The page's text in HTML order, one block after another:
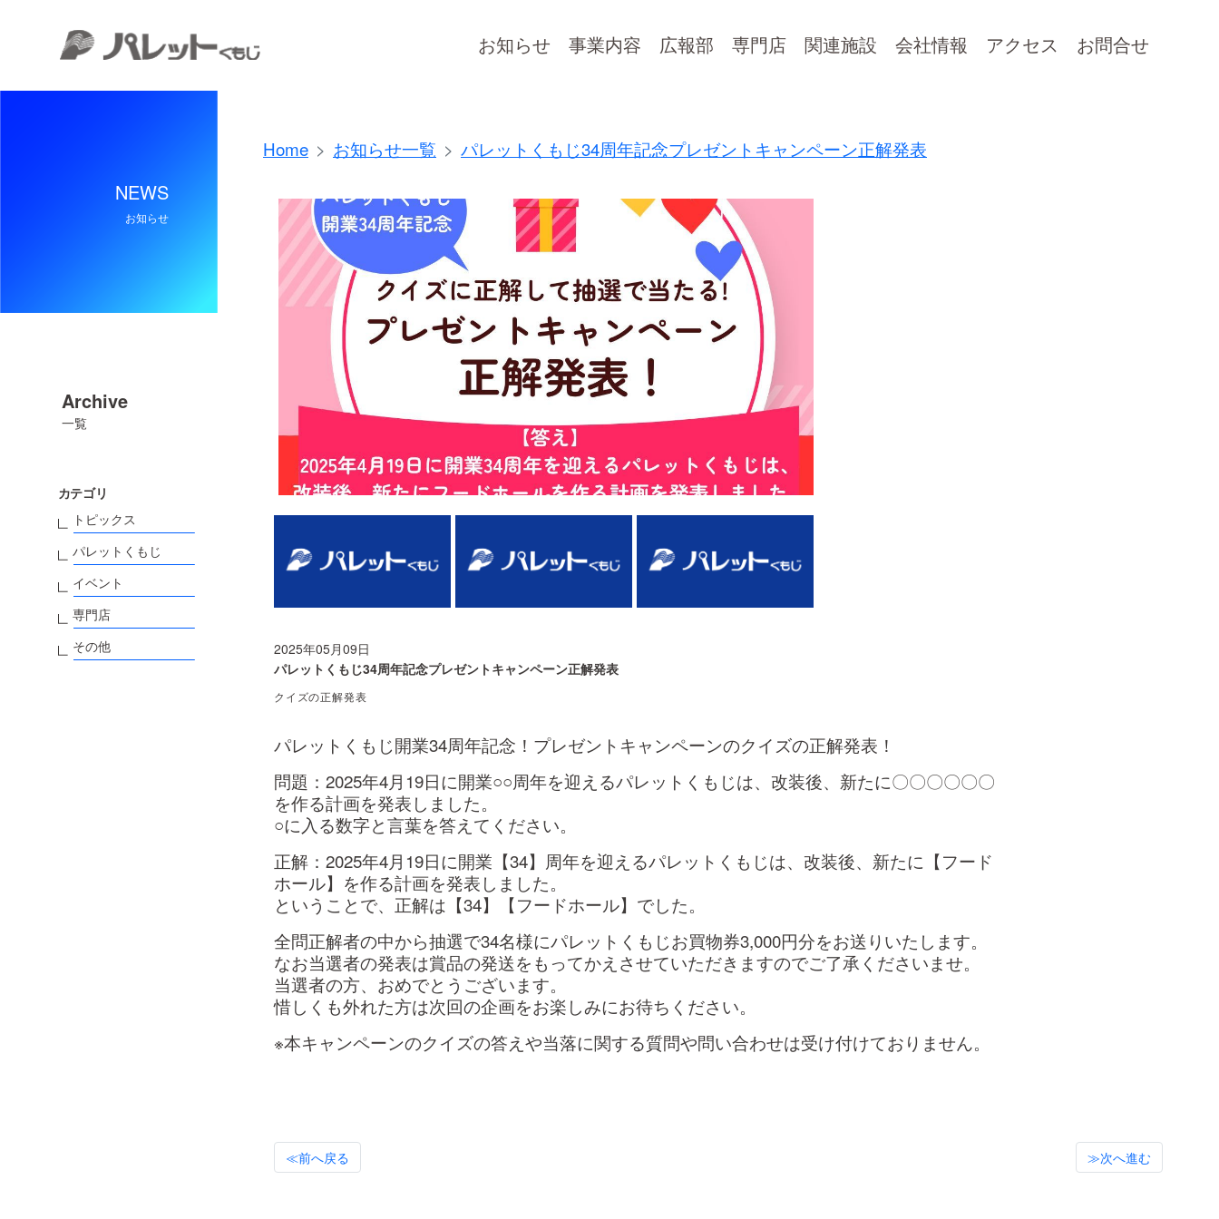
お知らせ 事業内容 広報部 専門店 関連施設 会社情報 アクセス お問合せ
久茂地都市開発株式会社
知りたいコンテンツをお選びください
お知らせ一覧
専門店
事業内容
企業情報
アクセス
パレット広報部
NEWS
お知らせ
一覧
Archive
カテゴリ
トピックス
パレットくもじ
イベント
専門店
その他
Home お知らせ一覧 パレットくもじ34周年記念プレゼントキャンペーン正解発表
パレットくもじ34周年記念プレゼントキャンペーン正解発表
2025年05月09日
クイズの正解発表
パレットくもじ開業34周年記念！プレゼントキャンペーンのクイズの正解発表！
問題：2025年4月19日に開業○○周年を迎えるパレットくもじは、改装後、新たに〇〇〇〇〇〇
を作る計画を発表しました。
○に入る数字と言葉を答えてください。
正解：2025年4月19日に開業【34】周年を迎えるパレットくもじは、改装後、新たに【フード
ホール】を作る計画を発表しました。
ということで、正解は【34】【フードホール】でした。
全問正解者の中から抽選で34名様にパレットくもじお買物券3,000円分をお送りいたします。
なお当選者の発表は賞品の発送をもってかえさせていただきますのでご了承くださいませ。
当選者の方、おめでとうございます。
惜しくも外れた方は次回の企画をお楽しみにお待ちください。
※本キャンペーンのクイズの答えや当落に関する質問や問い合わせは受け付けておりません。
≪前へ戻る ≫次へ進む